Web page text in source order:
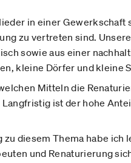
in einer
zu vertreten sind.
sowie aus einer
kleine Dörfer und kleine
Mitteln die
ist der hohe
zu diesem Thema habe
und Renaturierung